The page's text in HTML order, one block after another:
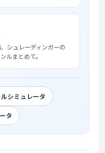
シュレーディンガーの
ルまとめて。
シミュレータ
タ